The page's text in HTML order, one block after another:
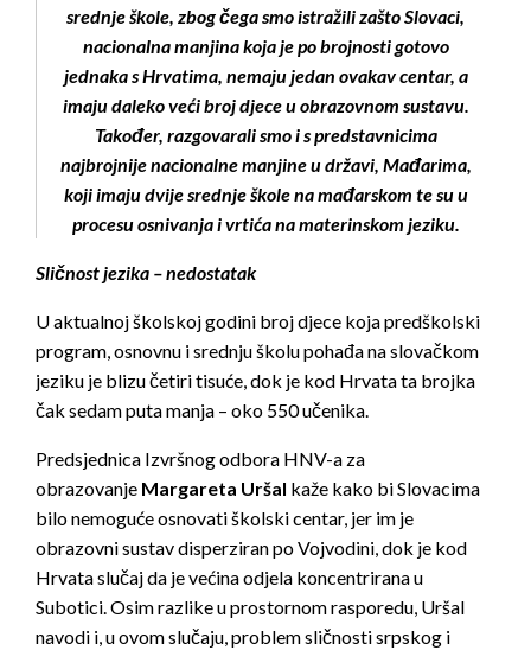
srednje škole, zbog čega smo istražili zašto Slovaci,
nacionalna manjina koja je po brojnosti gotovo
jednaka s Hrvatima, nemaju jedan ovakav centar, a
imaju daleko veći broj djece u obrazovnom sustavu.
Također, razgovarali smo i s predstavnicima
najbrojnije nacionalne manjine u državi, Mađarima,
koji imaju dvije srednje škole na mađarskom te su u
procesu osnivanja i vrtića na materinskom jeziku.
Sličnost jezika – nedostatak
U aktualnoj školskoj godini broj djece koja predškolski
program, osnovnu i srednju školu pohađa na slovačkom
jeziku je blizu četiri tisuće, dok je kod Hrvata ta brojka
čak sedam puta manja – oko 550 učenika.
Predsjednica Izvršnog odbora HNV-a za
obrazovanje Margareta Uršal kaže kako bi Slovacima
bilo nemoguće osnovati školski centar, jer im je
obrazovni sustav disperziran po Vojvodini, dok je kod
Hrvata slučaj da je većina odjela koncentrirana u
Subotici. Osim razlike u prostornom rasporedu, Uršal
navodi i, u ovom slučaju, problem sličnosti srpskog i